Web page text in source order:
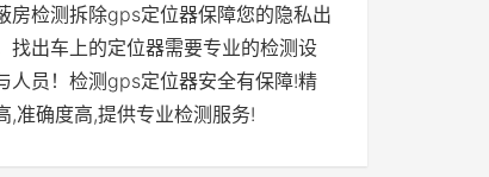
房检测拆除gps定位器保障您的隐私出
找出车上的定位器需要专业的检测设
人员！检测gps定位器安全有保障!精
,准确度高,提供专业检测服务!